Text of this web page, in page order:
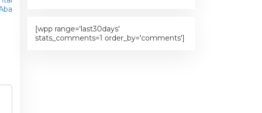
[wpp range='last30days'
stats_comments=1 order_by='comments']